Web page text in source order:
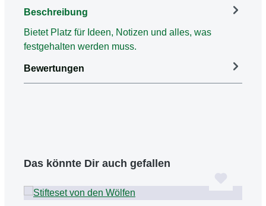
Beschreibung
Bietet Platz für Ideen, Notizen und alles, was
festgehalten werden muss.
Bewertungen
Produktgalerie überspringen
Das könnte Dir auch gefallen